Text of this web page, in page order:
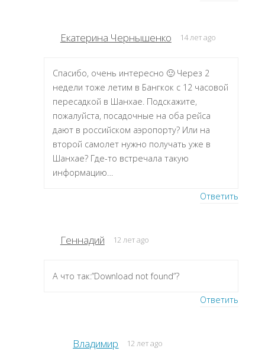
Екатерина Чернышенко 14 лет ago
Спасибо, очень интересно 🙂 Через 2
недели тоже летим в Бангкок с 12 часовой
пересадкой в Шанхае. Подскажите,
пожалуйста, посадочные на оба рейса
дают в российском аэропорту? Или на
второй самолет нужно получать уже в
Шанхае? Где-то встречала такую
информацию…
Ответить
Геннадий 12 лет ago
А что так:”Download not found”?
Ответить
Владимир 12 лет ago